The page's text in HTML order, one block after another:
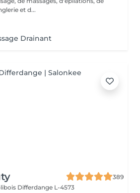
et d...
Drainant
389
Differdange L-4573